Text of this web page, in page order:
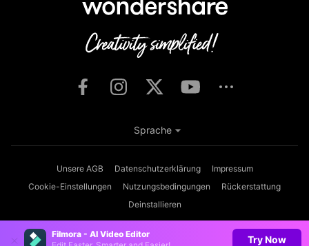
Filmora - AI Video Editor
Try Now
Unsere AGB Datenschutzerklärung
Impressum
Cookie-Einstellungen
Nutzungsbedingungen
Rückerstattung
Deinstallieren
Sprache